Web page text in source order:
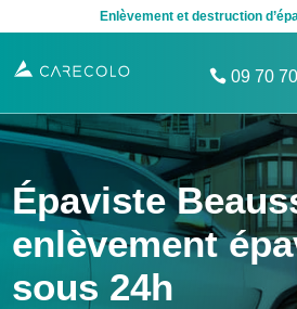
Enlèvement et destruction
09 70
Épaviste
enlèvement
sous 24h